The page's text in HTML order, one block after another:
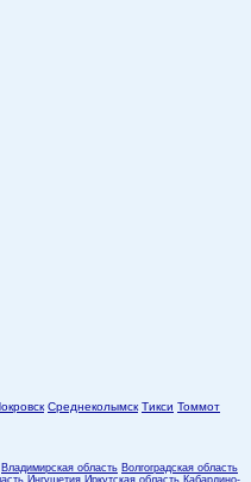
Среднеколымск Тикси Томмот
Владимирская область Волгоградская область
Ингушетия Иркутская область Кабардино-